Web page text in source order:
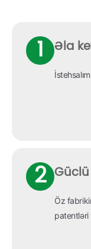
1 Əla
2
Öz
patentləri